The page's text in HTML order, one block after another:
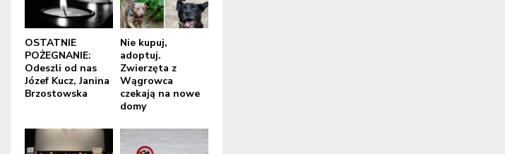
OSTATNIE
POŻEGNANIE:
Odeszli od nas
Józef Kucz, Janina
Brzostowska
Nie kupuj,
adoptuj.
Zwierzęta z
Wągrowca
czekają na nowe
domy